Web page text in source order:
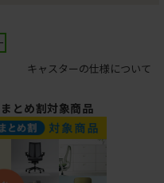
キャスターの仕様について
とめ割対象商品